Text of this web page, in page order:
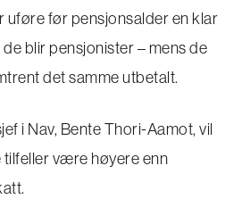
uføre før pensjonsalder en klar
blir pensjonister – mens de
det samme utbetalt.
i Nav, Bente Thori-Aamot, vil
være høyere enn